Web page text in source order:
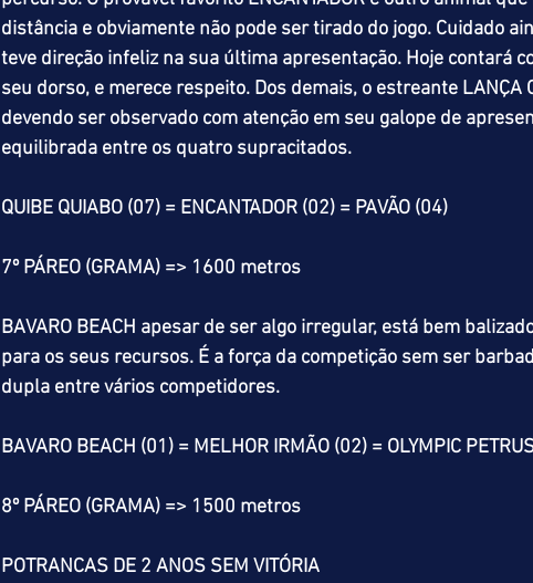
distância e obviamente não pode ser tirado do jogo. Cuidado
teve direção infeliz na sua última apresentação. Hoje contará
seu dorso, e merece respeito. Dos demais, o estreante LANÇA
devendo ser observado com atenção em seu galope de
equilibrada entre os quatro supracitados.
QUIBE QUIABO (07) = ENCANTADOR (02) = PAVÃO (04)
7º PÁREO (GRAMA) => 1600 metros
BAVARO BEACH apesar de ser algo irregular, está bem
para os seus recursos. É a força da competição sem ser
dupla entre vários competidores.
BAVARO BEACH (01) = MELHOR IRMÃO (02) = OLYMPIC
8º PÁREO (GRAMA) => 1500 metros
POTRANCAS DE 2 ANOS SEM VITÓRIA